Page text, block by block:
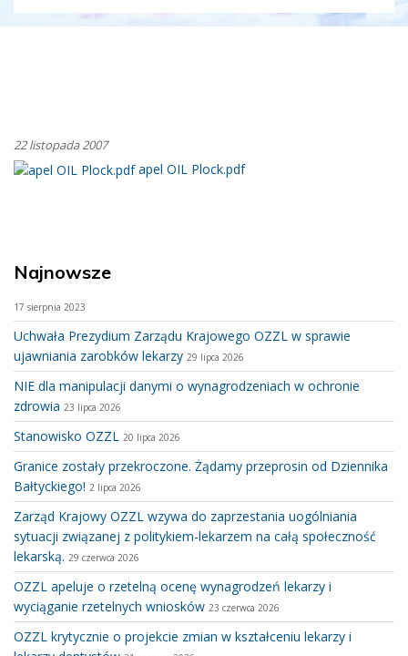
22 listopada 2007
apel OIL Plock.pdf
Najnowsze
17 sierpnia 2023
Uchwała Prezydium Zarządu Krajowego OZZL w sprawie
ujawniania zarobków lekarzy 29 lipca 2026
NIE dla manipulacji danymi o wynagrodzeniach w ochronie
zdrowia 23 lipca 2026
Stanowisko OZZL 20 lipca 2026
Granice zostały przekroczone. Żądamy przeprosin od Dziennika
Bałtyckiego! 2 lipca 2026
Zarząd Krajowy OZZL wzywa do zaprzestania uogólniania
sytuacji związanej z politykiem-lekarzem na całą społeczność
lekarską. 29 czerwca 2026
OZZL apeluje o rzetelną ocenę wynagrodzeń lekarzy i
wyciąganie rzetelnych wniosków 23 czerwca 2026
OZZL krytycznie o projekcie zmian w kształceniu lekarzy i